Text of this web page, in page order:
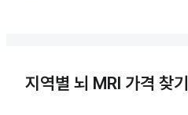
지역별 뇌 MRI 가격 찾기